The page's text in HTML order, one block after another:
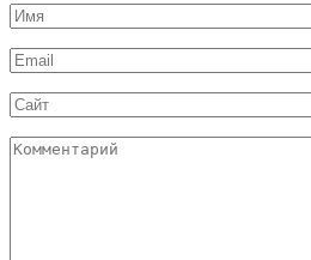
Имя
*
Email
*
Сайт
Комментарий